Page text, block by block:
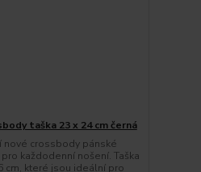
taška 23 x 24 cm černá
nové crossbody pánské
každodenní nošení. Taška
cm, které jsou ideální pro